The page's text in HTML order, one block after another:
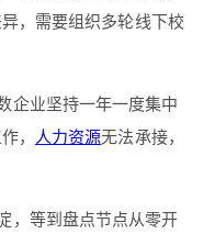
，需要组织多轮线下校
企业坚持一年一度集中
，
人力资源无法承接，
，等到盘点节点从零开